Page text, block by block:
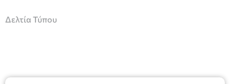
Δελτία Τύπου